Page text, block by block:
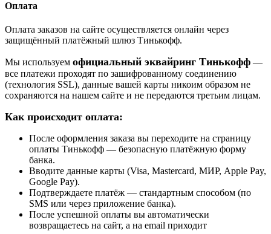
Оплата
Оплата заказов на сайте осуществляется онлайн через
защищённый платёжный шлюз Тинькофф.
Мы используем официальный эквайринг Тинькофф —
все платежи проходят по зашифрованному соединению
(технология SSL), данные вашей карты никоим образом не
сохраняются на нашем сайте и не передаются третьим лицам.
Как происходит оплата:
После оформления заказа вы переходите на страницу
оплаты Тинькофф — безопасную платёжную форму
банка.
Вводите данные карты (Visa, Mastercard, МИР, Apple Pay,
Google Pay).
Подтверждаете платёж — стандартным способом (по
SMS или через приложение банка).
После успешной оплаты вы автоматически
возвращаетесь на сайт, а на email приходит